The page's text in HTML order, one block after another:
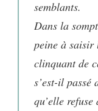
semblants.
Dans la
peine à saisir
clinquant de
s’est-il passé
qu’elle